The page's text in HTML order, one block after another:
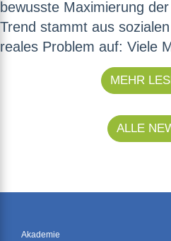
bewusste Maximierung
Trend stammt aus
reales Problem auf: Viele
MEHR
ALLE
Akademie